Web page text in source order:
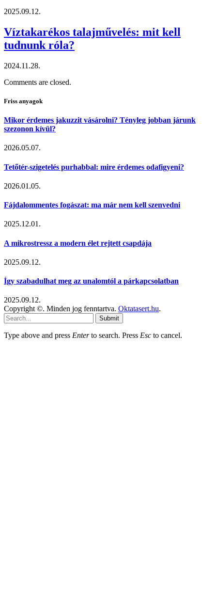
2025.09.12.
Víztakarékos talajművelés: mit kell
tudnunk róla?
2024.11.28.
Comments are closed.
Friss anyagok
Mikor érdemes jakuzzit vásárolni? Tényleg jobban járunk
szezonon kívül?
2026.05.07.
Tetőtér-szigetelés purhabbal: mire érdemes odafigyeni?
2026.01.05.
Fájdalommentes fogászat: ma már nem kell szenvedni
2025.12.01.
A mikrostressz a modern élet rejtett csapdája
2025.09.12.
Így szabadulhat meg az unalomtól a párkapcsolatban
2025.09.12.
Copyright ©. Minden jog fenntartva. Oktatasert.hu.
Submit
Type above and press Enterto search. Press Esc to cancel.